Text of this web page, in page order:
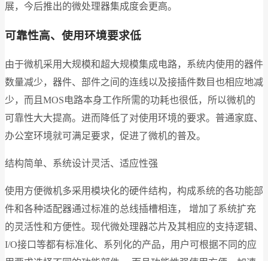
展，今后推出的微处理器集成度会更高。
可靠性高、使用环境要求低
由于微机采用大规模和超大规模集成电路，系统内使用的器件
数量减少，器件、部件之间的连线以及接插件数目也相应地减
少，而且MOS电路本身工作所需的功耗也很低，所以微机的
可靠性大大提高。进而降低了对使用环境的要求。普通家庭、
办公室环境就可满足要求，促进了微机的普及。
结构简单、系统设计灵活、适应性强
使用方便微机多采用模块化的硬件结构，构成系统的各功能部
件和各种适配器通过标准的总线插槽相连， 增加了系统扩充
的灵活性和方便性。现代微处理器芯片及其相应的支持逻辑、
I/O接口等都有标准化、系列化的产品，用户可根据不同的应